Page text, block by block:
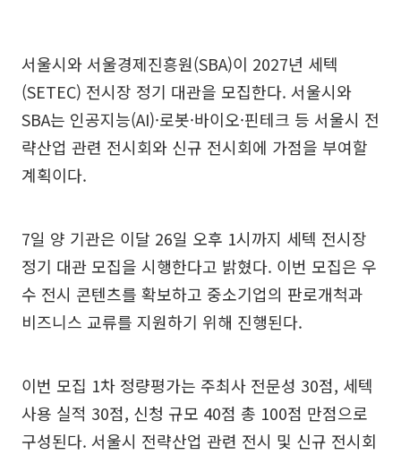
서울시와 서울경제진흥원(SBA)이 2027년 세텍
(SETEC) 전시장 정기 대관을 모집한다. 서울시와
SBA는 인공지능(AI)·로봇·바이오·핀테크 등 서울시 전
략산업 관련 전시회와 신규 전시회에 가점을 부여할
계획이다.
7일 양 기관은 이달 26일 오후 1시까지 세텍 전시장
정기 대관 모집을 시행한다고 밝혔다. 이번 모집은 우
수 전시 콘텐츠를 확보하고 중소기업의 판로개척과
비즈니스 교류를 지원하기 위해 진행된다.
이번 모집 1차 정량평가는 주최사 전문성 30점, 세텍
사용 실적 30점, 신청 규모 40점 총 100점 만점으로
구성된다. 서울시 전략산업 관련 전시 및 신규 전시회